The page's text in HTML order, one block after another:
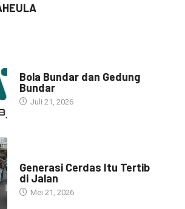
Bola Bundar dan Gedung
Bundar
Juli 21, 2026
Generasi Cerdas Itu Tertib
di Jalan
Mei 21, 2026